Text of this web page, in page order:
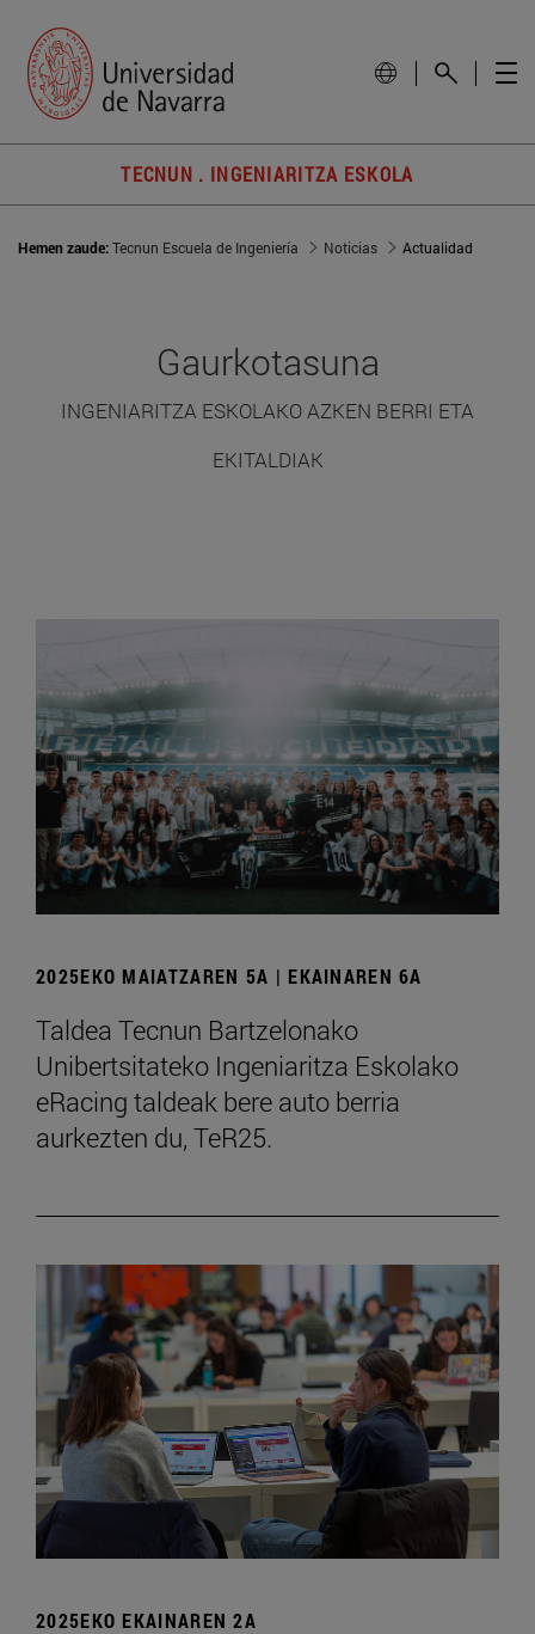
TECNUN . INGENIARITZA ESKOLA
Hemen zaude:Tecnun Escuela de Ingeniería Noticias Actualidad
Gaurkotasuna
INGENIARITZA ESKOLAKO AZKEN BERRI ETA
EKITALDIAK
2025EKO MAIATZAREN 5A | EKAINAREN 6A
Taldea Tecnun Bartzelonako
Unibertsitateko Ingeniaritza Eskolako
eRacing taldeak bere auto berria
aurkezten du, TeR25.
2025EKO EKAINAREN 2A